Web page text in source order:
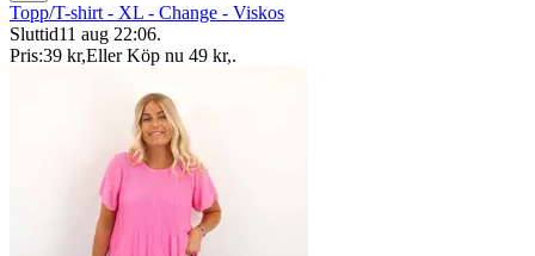
Topp/T-shirt - XL - Change - Viskos
Sluttid11 aug 22:06.
Pris:39 kr,Eller Köp nu 49 kr,.